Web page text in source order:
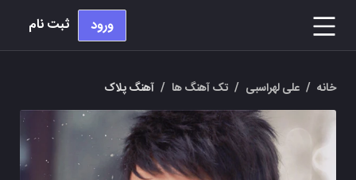
ورود ثبت نام
خانه / علی لهراسبی / تک آهنگ ها / آهنگ پلاک